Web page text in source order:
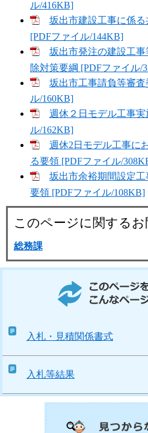
ル/416KB]
坂出市建設工事に係
[PDFファイル/144KB]
坂出市発注の建設工
除対策要綱 [PDFファイル/
坂出市工事請負等審査
ル/160KB]
週休２日モデル工事実
ル/162KB]
週休2日モデル工事に
る要領 [PDFファイル/
坂出市余裕期間設定
要領 [PDFファイル/108KB]
このページに関する
総務課
入札・見積関係書式
入札等結果